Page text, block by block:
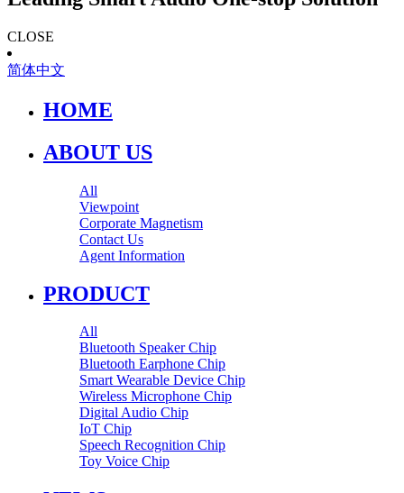
CLOSE
简体中文
HOME
ABOUT US
All
Viewpoint
Corporate Magnetism
Contact Us
Agent Information
PRODUCT
All
Bluetooth Speaker Chip
Bluetooth Earphone Chip
Smart Wearable Device Chip
Wireless Microphone Chip
Digital Audio Chip
IoT Chip
Speech Recognition Chip
Toy Voice Chip